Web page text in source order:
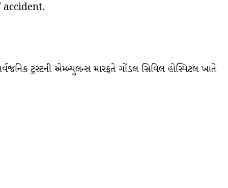
ટ્રસ્ટની એમ્બ્યુલન્સ મારફતે ગોંડલ સિવિલ હોસ્પિટલ ખાતે